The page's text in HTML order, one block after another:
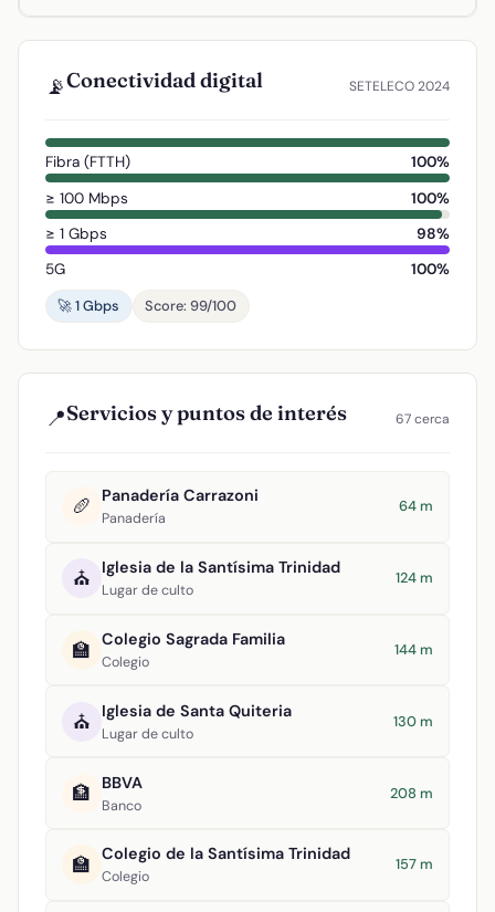
📡Conectividad digital SETELECO 2024
Fibra (FTTH)
100%
≥ 100 Mbps
100%
≥ 1 Gbps
98%
5G
100%
🚀 1 Gbps
Score: 99/100
📍Servicios y puntos de interés 67 cerca
🥖 Panadería Carrazoni
Panadería
64 m
⛪ Iglesia de la Santísima Trinidad
Lugar de culto
124 m
🏫 Colegio Sagrada Familia
Colegio
144 m
⛪ Iglesia de Santa Quiteria
Lugar de culto
130 m
🏦 BBVA
Banco
208 m
🏫 Colegio de la Santísima Trinidad
Colegio
157 m